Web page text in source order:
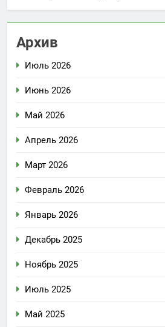
Архив
Июль 2026
Июнь 2026
Май 2026
Апрель 2026
Март 2026
Февраль 2026
Январь 2026
Декабрь 2025
Ноябрь 2025
Июль 2025
Май 2025